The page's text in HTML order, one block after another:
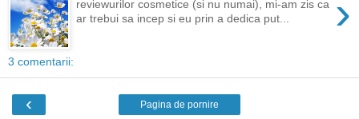
›
reviewurilor cosmetice (si nu numai), mi-am zis ca
ar trebui sa incep si eu prin a dedica put...
3 comentarii:
‹ Pagina de pornire